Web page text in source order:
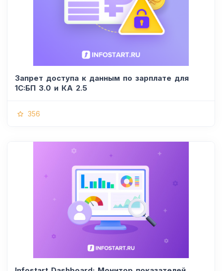
Запрет доступа к данным по зарплате для
1C:БП 3.0 и КА 2.5
356